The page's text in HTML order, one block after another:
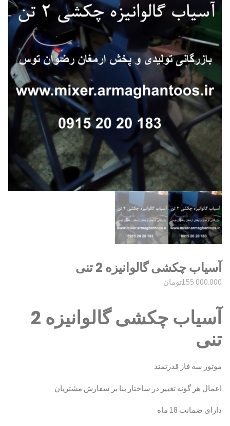
آسیاب چکشی گالوانیزه 2 تنی
155.000.000تومان
آسیاب چکشی گالوانیزه 2
تنی
موتور سه فاز قدرتمند
اعمال هر گونه تغییر در ساختار بنا بر سفارش مشتریان
دارای ضمانت 18 ماه